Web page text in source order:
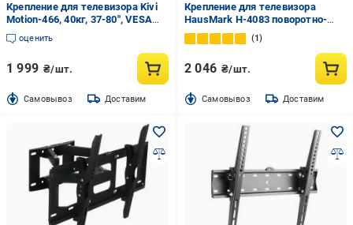
Крепление для телевизора Kivi
Motion-466, 40кг, 37-80", VESA
100х100-400х400 поворотно-
наклонные черный
оценить
1 999 ₴/шт.
Cамовывоз Доставим
Крепление для телевизора
HausMark H-4083 поворотно-
наклонные 30"-65" черный
1
2 046 ₴/шт.
Cамовывоз Доставим